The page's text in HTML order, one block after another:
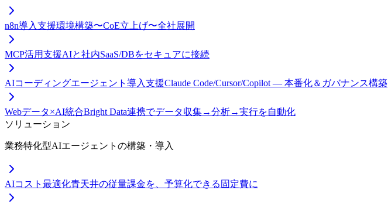
n8n導入支援環境構築〜CoE立上げ〜全社展開
MCP活用支援AIと社内SaaS/DBをセキュアに接続
AIコーディングエージェント導入支援Claude Code/Cursor/Copilot — 本番化＆ガバナンス構築
Webデータ×AI統合Bright Data連携でデータ収集→分析→実行を自動化
ソリューション
業務特化型AIエージェントの構築・導入
AIコスト最適化青天井の従量課金を、予算化できる固定費に